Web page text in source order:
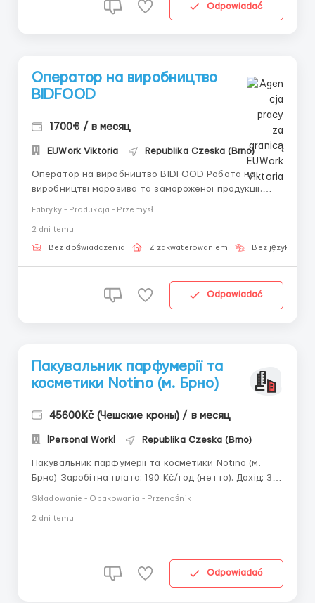
Odpowiadać
Оператор на виробництво
BIDFOOD
1700€ / в месяц
EUWork Viktoria Republika Czeska (Brno)
Оператор на виробництво BIDFOOD Робота на
виробництві морозива та замороженої продукції.
Легка робота, підходить без досвіду та знання мови.
по 8-12 год/день; 👬 Для чоловіків до 50 років, жінок
до 60 років і пари; 📜 Чеська віза; 🤝 Офіційне
Fabryky - Produkcja - Przemysł
2 dni temu
Bez doświadczenia Z zakwaterowaniem Bez języka
Odpowiadać
Пакувальник парфумерії та
косметики Notino (м. Брно)
45600Kč (Чешские кроны) / в месяц
|Personal Work| Republika Czeska (Brno)
Пакувальник парфумерії та косметики Notino (м.
Брно) Заробітна плата: 190 Kč/год (нетто). Дохід: 38
000 – 45 600 Kč/місяць. Обов'язки: Пакування елітної
наборів. Наклеювання фірмових етикеток, перевірка
Składowanie - Opakowania - Przenośnik
2 dni temu
Odpowiadać